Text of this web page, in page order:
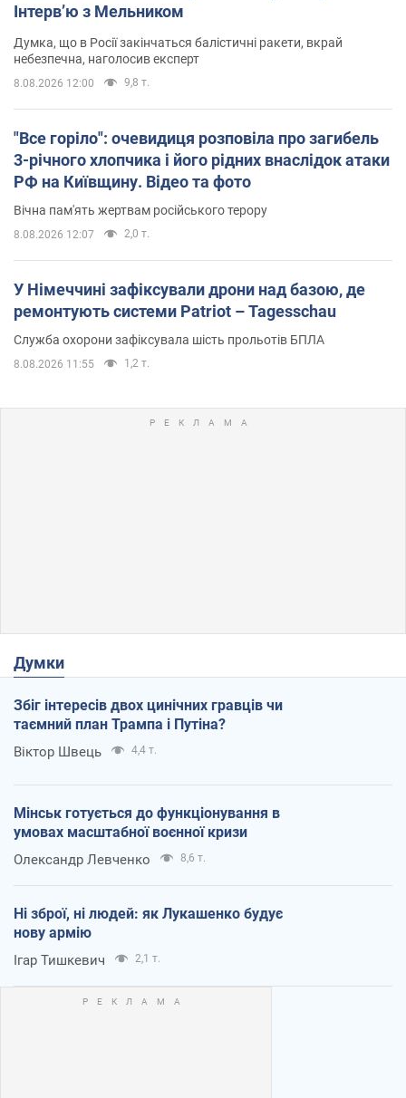
Інтерв’ю з Мельником
Думка, що в Росії закінчаться балістичні ракети, вкрай
небезпечна, наголосив експерт
8.08.2026 12:00 9,8 т.
"Все горіло": очевидиця розповіла про загибель
3-річного хлопчика і його рідних внаслідок атаки
РФ на Київщину. Відео та фото
Вічна пам'ять жертвам російського терору
8.08.2026 12:07 2,0 т.
У Німеччині зафіксували дрони над базою, де
ремонтують системи Patriot – Tagesschau
Служба охорони зафіксувала шість прольотів БПЛА
8.08.2026 11:55 1,2 т.
Думки
Збіг інтересів двох цинічних гравців чи
таємний план Трампа і Путіна?
Віктор Швець 4,4 т.
Мінськ готується до функціонування в
умовах масштабної воєнної кризи
Олександр Левченко 8,6 т.
Ні зброї, ні людей: як Лукашенко будує
нову армію
Ігар Тишкевич 2,1 т.